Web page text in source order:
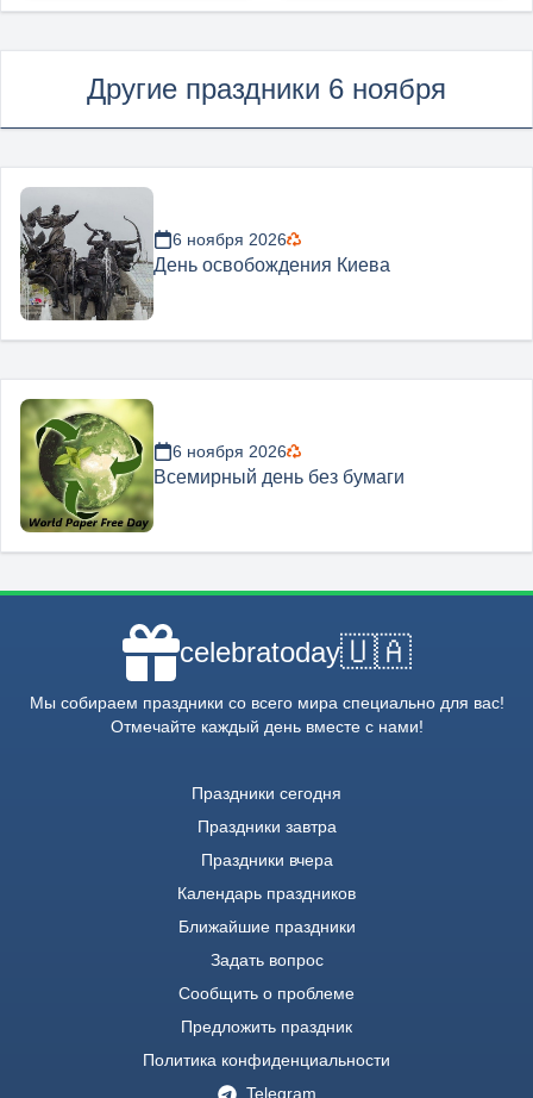
Другие праздники 6 ноября
6 ноября 2026
День освобождения Киева
6 ноября 2026
Всемирный день без бумаги
celebratoday🇺🇦
Мы собираем праздники со всего мира специально для вас!
Отмечайте каждый день вместе с нами!
Праздники сегодня
Праздники завтра
Праздники вчера
Календарь праздников
Ближайшие праздники
Задать вопрос
Сообщить о проблеме
Предложить праздник
Политика конфиденциальности
Telegram